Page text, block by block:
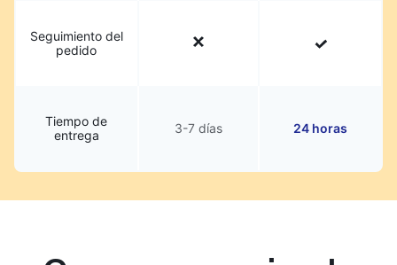
Seguimiento del
pedido
Tiempo de
entrega
3-7 días 24 horas